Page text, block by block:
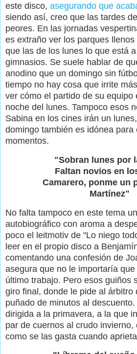
este disco, asegurando que
siendo así, creo que las tardes
peores. En las jornadas
es extraño ver los parques
que las de los lunes lo que está
gimnasios. Se suele hablar de
anodino que un domingo sin
tiempo no hay cosa que irrite
ver cómo el partido de su equipo
noche del lunes. Tampoco esos
Sabina en los cines irán un
domingo también es idónea para
momentos.
"Sobran lunes por
Faltan novios en
Camarero, ponme un
Martínez"
No falta tampoco en este tema
autobiográfico con aroma a
poco el leitmotiv de "Lo niego
leer en el propio disco a
comentando una confesión de
asegura que no le importaría
último trabajo. Pero esos guiños
giro final, donde le pide al árbitro
puñado de minutos al
dirigida a la primavera, a la que
par de cuernos al crudo invierno,
como se las gasta cuando